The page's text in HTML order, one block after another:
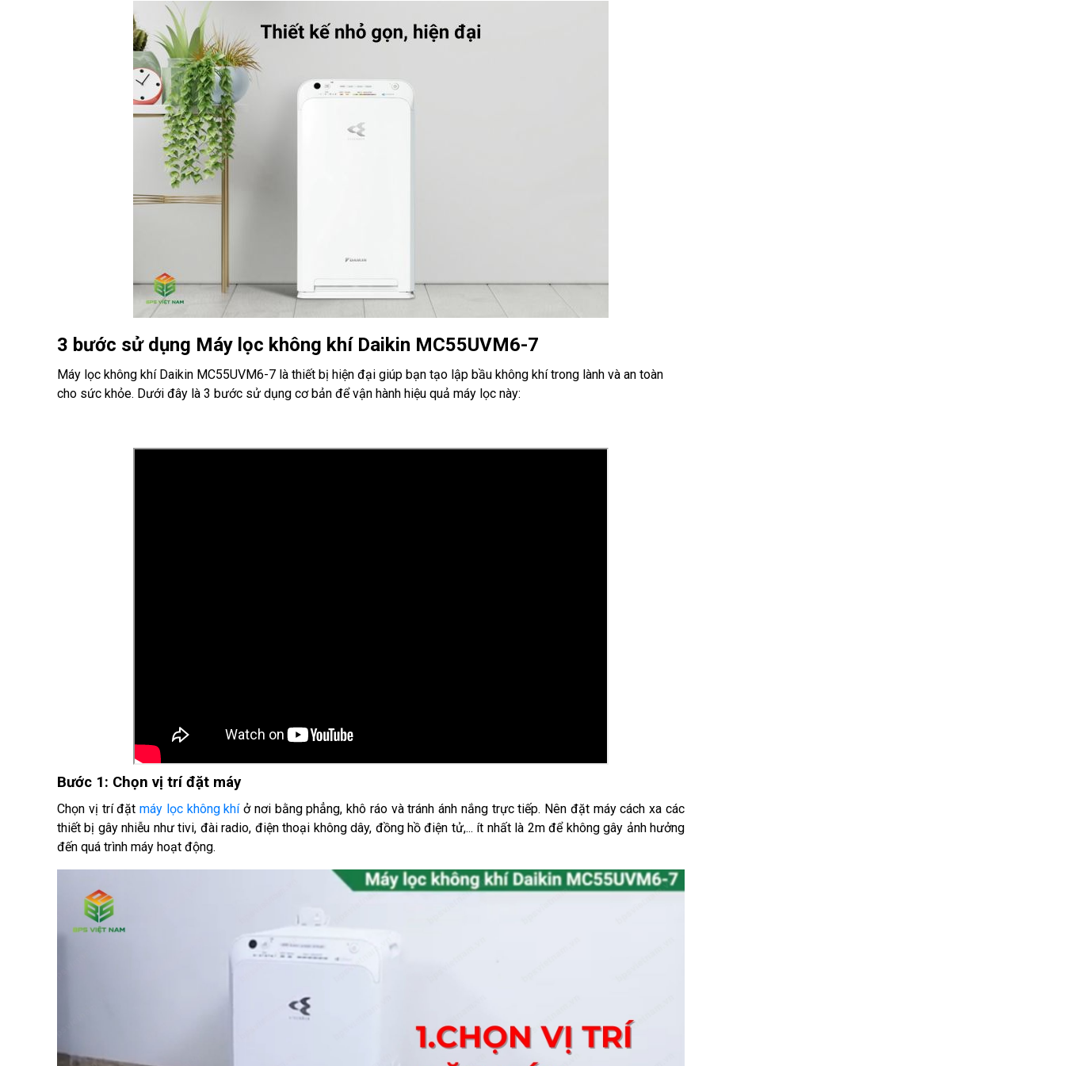
3 bước sử dụng Máy lọc không khí Daikin MC55UVM6-7
Máy lọc không khí Daikin MC55UVM6-7 là thiết bị hiện đại giúp bạn tạo lập bầu không khí trong lành và an toàn
cho sức khỏe. Dưới đây là 3 bước sử dụng cơ bản để vận hành hiệu quả máy lọc này:
Bước 1: Chọn vị trí đặt máy
Chọn vị trí đặt máy lọc không khí ở nơi bằng phẳng, khô ráo và tránh ánh nắng trực tiếp. Nên đặt máy cách xa các
thiết bị gây nhiễu như tivi, đài radio, điện thoại không dây, đồng hồ điện tử,... ít nhất là 2m để không gây ảnh hưởng
đến quá trình máy hoạt động.